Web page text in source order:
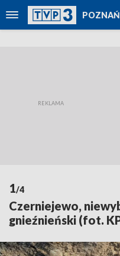
POZNAŃ
TVP
1/4
Czerniejewo,
gnieźnieński (fot.